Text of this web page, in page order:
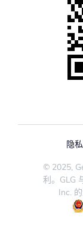
隐
© 2025,
利。GLG
Inc.